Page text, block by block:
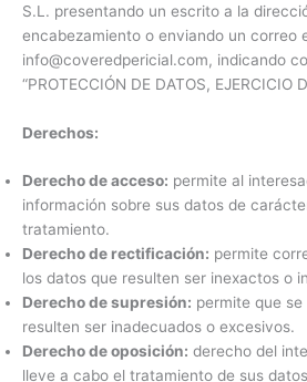
S.L. presentando un escrito a la
encabezamiento o enviando un correo
info@coveredpericial.com, indicando
“PROTECCIÓN DE DATOS, EJERCICIO
Derechos:
Derecho de acceso: permite al
información sobre sus datos de
tratamiento.
Derecho de rectificación: permite
los datos que resulten ser inexactos o
Derecho de supresión: permite que
resulten ser inadecuados o excesivos.
Derecho de oposición: derecho del
lleve a cabo el tratamiento de sus